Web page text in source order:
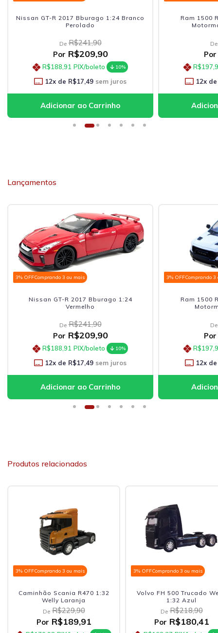
Nissan GT-R 2017 Bburago 1:24 Branco
Perolado
De R$241,90
Por R$209,90
R$188,91 PIX/boleto 10%
12x de R$17,49 sem juros
Ram 1500
De
Por
12x de
Lançamentos
3% OFFComprando 3 ou mais
Nissan GT-R 2017 Bburago 1:24
Vermelho
De R$241,90
Por R$209,90
R$188,91 PIX/boleto 10%
12x de R$17,49 sem juros
3% OFFComprando 3
Ram 1500
De
Por
12x de
Produtos relacionados
3% OFFComprando 3 ou mais
Volvo FH 500 Trucado Welly
1:32 Azul
De R$218,90
Por R$180,41
3% OFFComprando 3 ou mais
Caminhão Scania R470
Welly Amarelo
De R$229,90
Por R$189,91